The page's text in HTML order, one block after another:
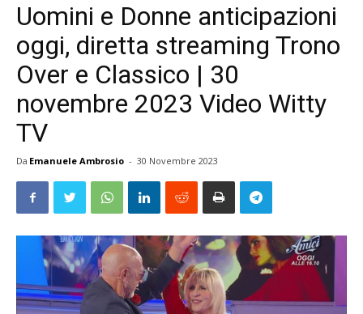
Uomini e Donne anticipazioni
oggi, diretta streaming Trono
Over e Classico | 30
novembre 2023 Video Witty
TV
Da Emanuele Ambrosio - 30 Novembre 2023